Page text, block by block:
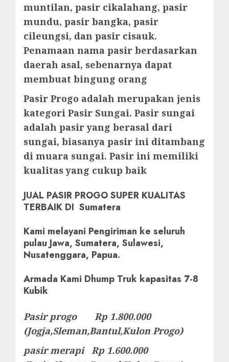
muntilan, pasir cikalahang, pasir
mundu, pasir bangka, pasir
cileungsi, dan pasir cisauk.
Penamaan nama pasir berdasarkan
daerah asal, sebenarnya dapat
membuat bingung orang
Pasir Progo adalah merupakan jenis
kategori Pasir Sungai. Pasir sungai
adalah pasir yang berasal dari
sungai, biasanya pasir ini ditambang
di muara sungai. Pasir ini memiliki
kualitas yang cukup baik
JUAL PASIR PROGO SUPER KUALITAS
TERBAIK DI Sumatera
Kami melayani Pengiriman ke seluruh
pulau Jawa, Sumatera, Sulawesi,
Nusatenggara, Papua.
Armada Kami Dhump Truk kapasitas 7-8
Kubik
Pasir progo Rp 1.800.000
(Jogja,Sleman,Bantul,Kulon Progo)
pasir merapi Rp 1.600.000